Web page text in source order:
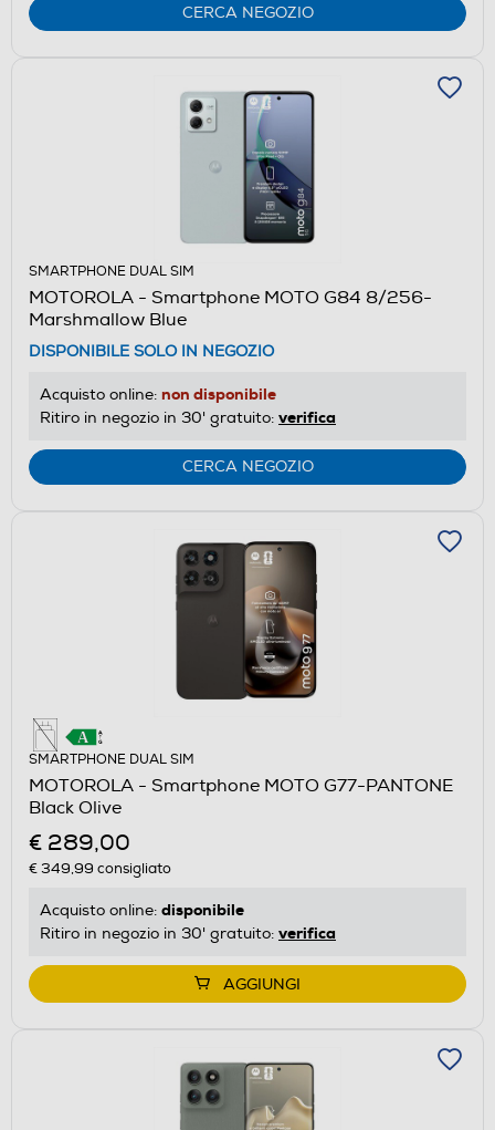
CERCA NEGOZIO
SMARTPHONE DUAL SIM
MOTOROLA - Smartphone MOTO G84 8/256-
Marshmallow Blue
DISPONIBILE SOLO IN NEGOZIO
Acquisto online: non disponibile
Ritiro in negozio in 30' gratuito: verifica
CERCA NEGOZIO
SMARTPHONE DUAL SIM
MOTOROLA - Smartphone MOTO G77-PANTONE
Black Olive
€ 289,00
€ 349,99 consigliato
Acquisto online: disponibile
Ritiro in negozio in 30' gratuito: verifica
AGGIUNGI